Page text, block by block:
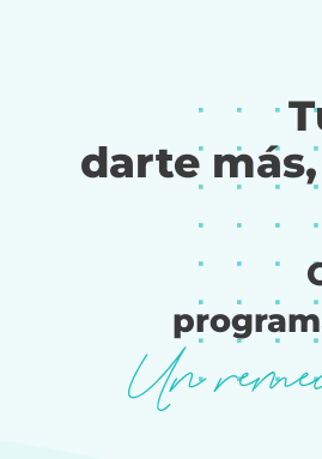
darte más,
Un